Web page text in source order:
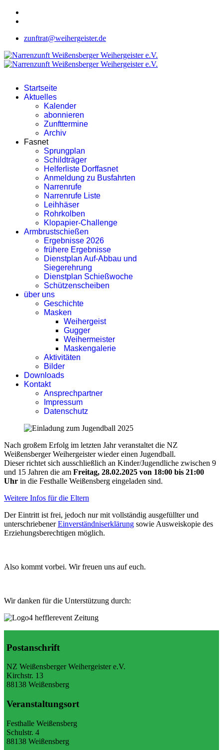
zunftrat@weihergeister.de
Startseite
Aktuelles
Kalender
abonnieren
Zunfttermine
Archiv
Fasnet
Sprungplan
Schildträger
Helferliste Dorffasnet
Anmeldung zu Busfahrten
Narrenrufe
Narrenrufe Liste
Leihhäser
Rohrkolben
Klopapier-Challenge
Armbrustschießen
Ergebnisse 2026
frühere Ergebnisse
Dienstplan Auf-Abbau und
Siegerehrung
Dienstplan Schießwoche
Schützenscheiben
über uns
Geschichte
Masken
Weihergeist
Gugger
Weihermeister
Maskengalerie
Aktivitäten
Bilder
Downloads
Kontakt
Ansprechpartner
Impressum
Datenschutz
Nach großem Erfolg im letzten Jahr veranstaltet die NZ
Weißensberger Weihergeister wieder einen Jugendball.
Dieser richtet sich ausschließlich an Kinder/Jugendliche zwischen 9
und 15 Jahren die am Freitag, 28.02.2025 von 18:00 bis 21:00
Uhr in die Festhalle Weißensberg eingeladen sind.
Weitere Infos für die Eltern
Der Eintritt ist frei, jedoch nur mit vollständig ausgefüllter und
unterschriebenerEinverständniserklärung sowie Ausweiskopie des
Erziehungsberechtigen möglich.
Also kommt vorbei. Wir freuen uns auf euch.
Wir danken für die Unterstützung durch:
Postanschrift
NZ Weißensberger Weihergeister e.V.
Kirchstr. 13
88138 Weißensberg
Veranstaltungsort
Festhalle Weißensberg
Schulstr. 4
88138 Weißensberg